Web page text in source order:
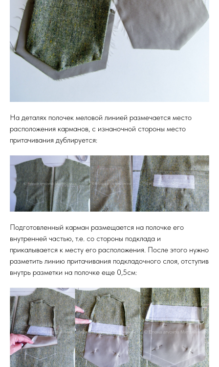
На деталях полочек меловой линией размечается место
расположения карманов, с изнаночной стороны место
притачивания дублируется:
Подготовленный карман размещается на полочке его
внутренней частью, т.е. со стороны подклада и
прикалывается к месту его расположения. После этого нужно
разметить линию притачивания подкладочного слоя, отступив
внутрь разметки на полочке еще 0,5см: